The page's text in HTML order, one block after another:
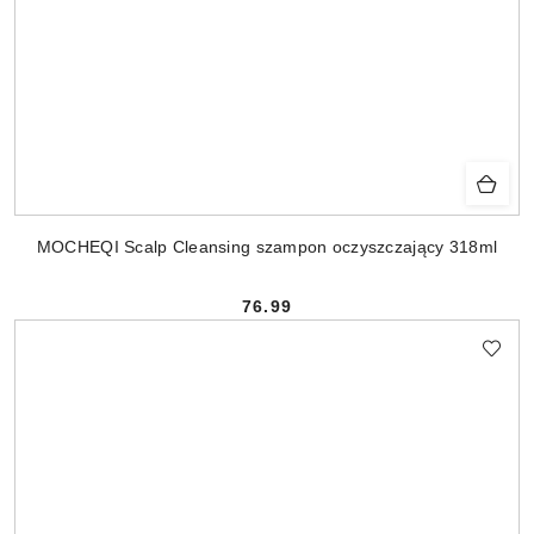
MOCHEQI Scalp Cleansing szampon oczyszczający 318ml
Cena:
76.99